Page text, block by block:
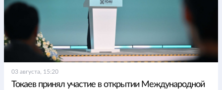
03 августа, 15:20
Токаев принял участие в открытии Международной